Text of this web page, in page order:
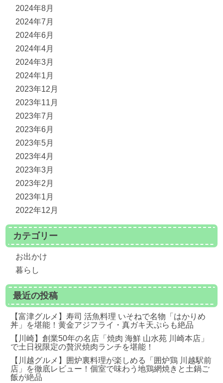
2024年8月
2024年7月
2024年6月
2024年4月
2024年3月
2024年1月
2023年12月
2023年11月
2023年7月
2023年6月
2023年5月
2023年4月
2023年3月
2023年2月
2023年1月
2022年12月
カテゴリー
お出かけ
暮らし
最近の投稿
【富津グルメ】寿司 活魚料理 いそねで名物「はかりめ
丼」を堪能！黄金アジフライ・真ガキ天ぷらも絶品
【川崎】創業50年の名店「焼肉 海鮮 山水苑 川崎本店」
で土日祝限定の贅沢焼肉ランチを堪能！
【川越グルメ】囲炉裏料理が楽しめる「囲炉鶏 川越駅前
店」を徹底レビュー！個室で味わう地鶏網焼きと土鍋ご
飯が絶品